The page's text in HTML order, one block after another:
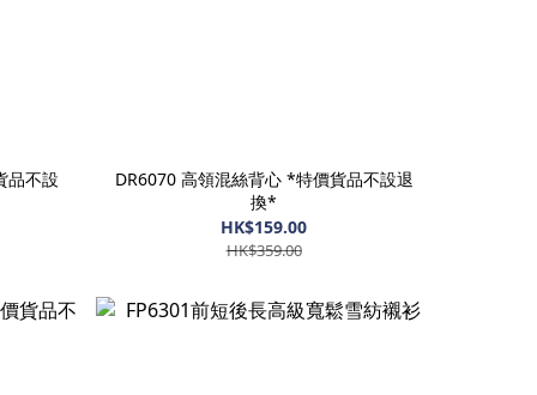
品不設
DR6070 高領混絲背心 *特價貨品不設退
換*
HK$159.00
HK$359.00